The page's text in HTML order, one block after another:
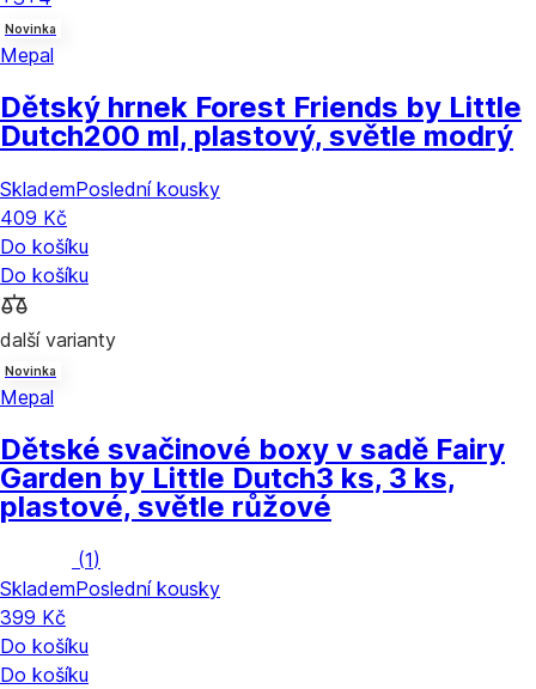
Novinka
Mepal
Dětský hrnek Forest Friends by Little
Dutch200 ml, plastový, světle modrý
SklademPoslední kousky
409 Kč
Do košíku
Do košíku
další varianty
Novinka
Mepal
Dětské svačinové boxy v sadě Fairy
Garden by Little Dutch3 ks, 3 ks,
plastové, světle růžové
(1)
SklademPoslední kousky
399 Kč
Do košíku
Do košíku